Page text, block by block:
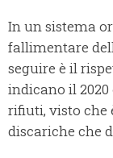
In un sistema
fallimentare
seguire è il
indicano il
rifiuti, visto che
discariche che